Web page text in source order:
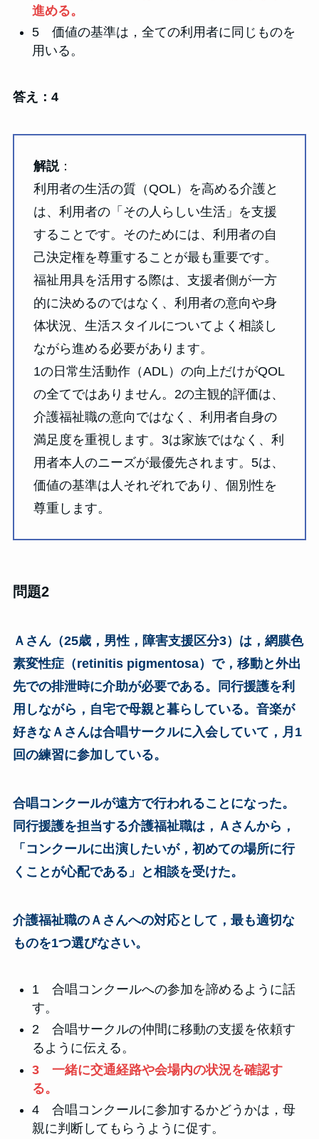
進める。
5 価値の基準は，全ての利用者に同じものを
用いる。
答え：4
解説：
利用者の生活の質（QOL）を高める介護と
は、利用者の「その人らしい生活」を支援
することです。そのためには、利用者の自
己決定権を尊重することが最も重要です。
福祉用具を活用する際は、支援者側が一方
的に決めるのではなく、利用者の意向や身
体状況、生活スタイルについてよく相談し
ながら進める必要があります。
1の日常生活動作（ADL）の向上だけがQOL
の全てではありません。2の主観的評価は、
介護福祉職の意向ではなく、利用者自身の
満足度を重視します。3は家族ではなく、利
用者本人のニーズが最優先されます。5は、
価値の基準は人それぞれであり、個別性を
尊重します。
問題2
Ａさん（25歳，男性，障害支援区分3）は，網膜色
素変性症（retinitis pigmentosa）で，移動と外出
先での排泄時に介助が必要である。同行援護を利
用しながら，自宅で母親と暮らしている。音楽が
好きなＡさんは合唱サークルに入会していて，月1
回の練習に参加している。
合唱コンクールが遠方で行われることになった。
同行援護を担当する介護福祉職は，Ａさんから，
「コンクールに出演したいが，初めての場所に行
くことが心配である」と相談を受けた。
介護福祉職のＡさんへの対応として，最も適切な
ものを1つ選びなさい。
1 合唱コンクールへの参加を諦めるように話
す。
2 合唱サークルの仲間に移動の支援を依頼す
るように伝える。
3 一緒に交通経路や会場内の状況を確認す
る。
4 合唱コンクールに参加するかどうかは，母
親に判断してもらうように促す。